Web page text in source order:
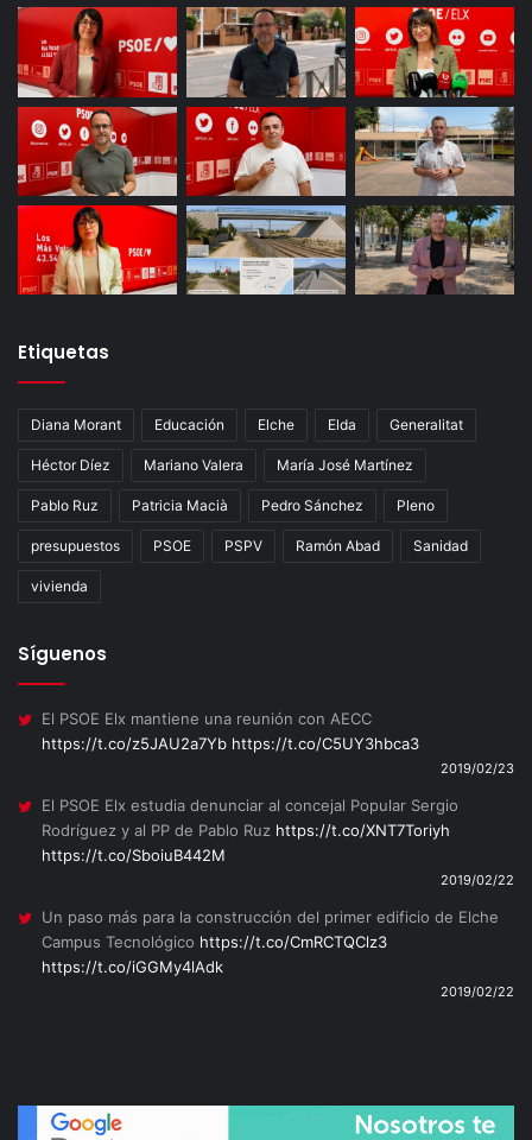
Etiquetas
Diana Morant Educación Elche Elda Generalitat
Héctor Díez Mariano Valera María José Martínez
Pablo Ruz Patricia Macià Pedro Sánchez Pleno
presupuestos PSOE PSPV Ramón Abad Sanidad
vivienda
Síguenos
El PSOE Elx mantiene una reunión con AECC
https://t.co/z5JAU2a7Yb https://t.co/C5UY3hbca3
2019/02/23
El PSOE Elx estudia denunciar al concejal Popular Sergio
Rodríguez y al PP de Pablo Ruz https://t.co/XNT7Toriyh
https://t.co/SboiuB442M
2019/02/22
Un paso más para la construcción del primer edificio de Elche
Campus Tecnológico https://t.co/CmRCTQClz3
https://t.co/iGGMy4lAdk
2019/02/22